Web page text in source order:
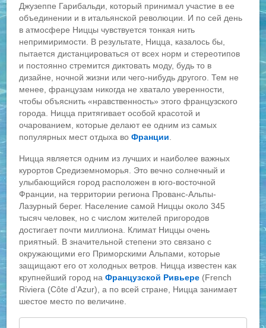
Джузеппе Гарибальди, который принимал участие в ее
объединении и в итальянской революции. И по сей день
в атмосфере Ниццы чувствуется тонкая нить
непримиримости. В результате, Ницца, казалось бы,
пытается дистанцироваться от всех норм и стереотипов
и постоянно стремится диктовать моду, будь то в
дизайне, ночной жизни или чего-нибудь другого. Тем не
менее, французам никогда не хватало уверенности,
чтобы объяснить «нравственность» этого французского
города. Ницца притягивает особой красотой и
очарованием, которые делают ее одним из самых
популярных мест отдыха воФранции
Ницца является одним из лучших и наиболее важных
курортов Средиземноморья. Это вечно солнечный и
улыбающийся город расположен в юго-восточной
Франции, на территории региона Прованс-Альпы-
Лазурный берег. Население самой Ниццы около 345
тысяч человек, но с числом жителей пригородов
достигает почти миллиона. Климат Ниццы очень
приятный. В значительной степени это связано с
окружающими его Приморскими Альпами, которые
защищают его от холодных ветров. Ницца известен как
крупнейший город наФранцузской Ривьере (French
Riviera (Côte d’Azur), а по всей стране, Ницца занимает
шестое место по величине.